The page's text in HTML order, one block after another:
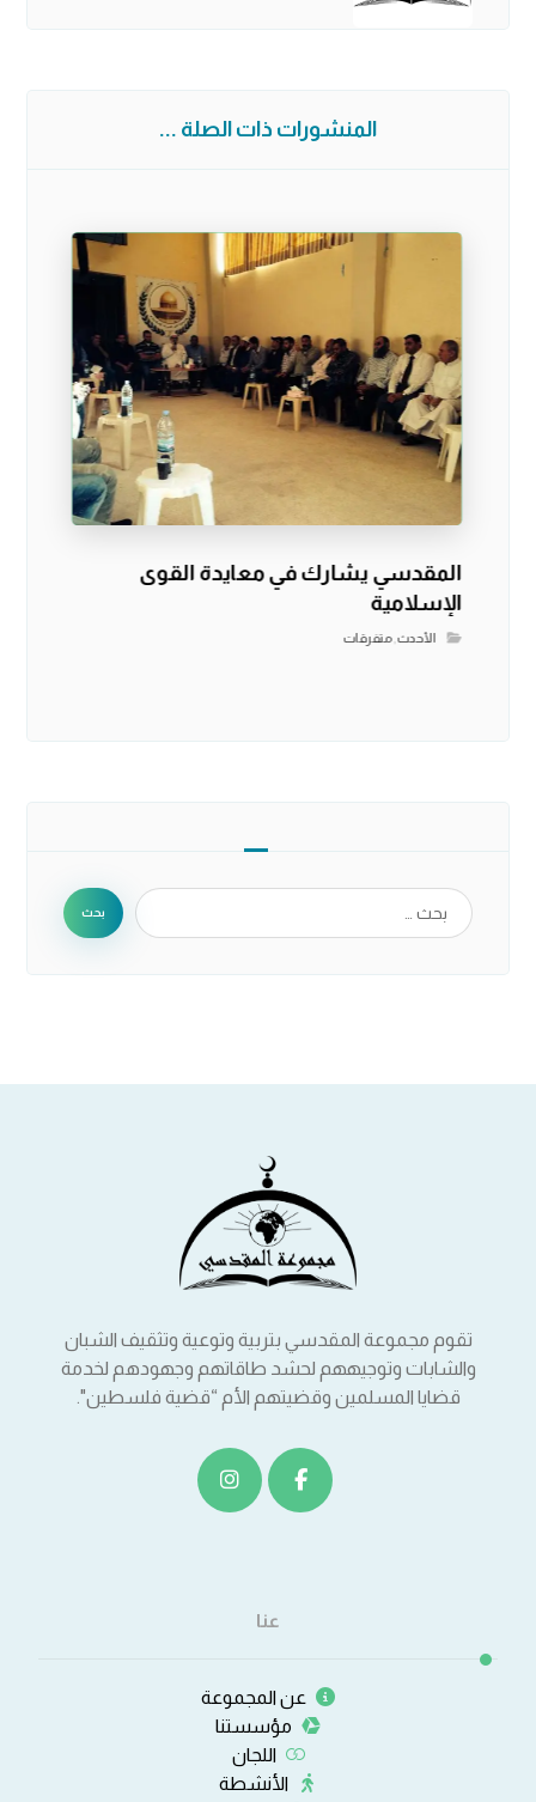
المنشورات ذات الصلة ...
المقدسي يشارك في معايدة القوى
الإسلامية
الأحدث,متفرقات
بحث
تقوم مجموعة المقدسي بتربية وتوعية وتثقيف الشبان
والشابات وتوجيههم لحشد طاقاتهم وجهودهم لخدمة
قضايا المسلمين وقضيتهم الأم “قضية فلسطين".
عنا
عن المجموعة
مؤسستنا
اللجان
الأنشطة